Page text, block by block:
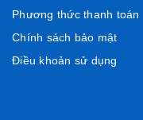
Phương thức thanh toán
Chính sách bảo mật
Điều khoản sử dụng